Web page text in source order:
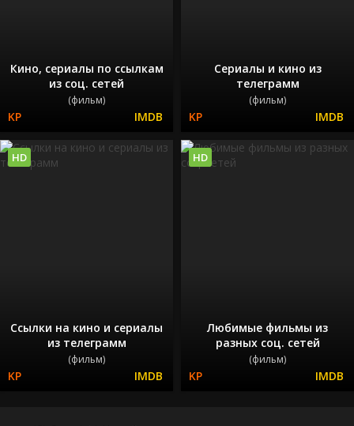
Кино, сериалы по ссылкам
из соц. сетей
(фильм)
Сериалы и кино из
телеграмм
(фильм)
Ссылки на кино и сериалы
из телеграмм
(фильм)
HD
Любимые фильмы из
разных соц. сетей
(фильм)
HD